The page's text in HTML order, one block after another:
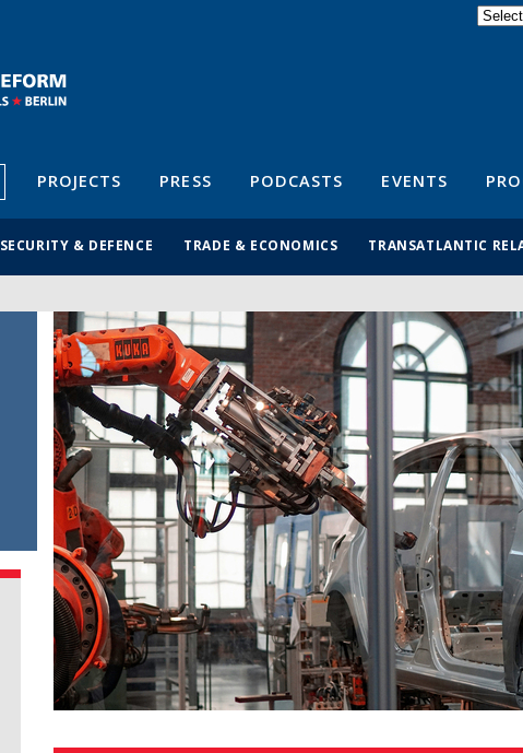
PROJECTS PRESS PODCASTS EVENTS
SECURITY & DEFENCE TRADE & ECONOMICS TRANSATLANTIC